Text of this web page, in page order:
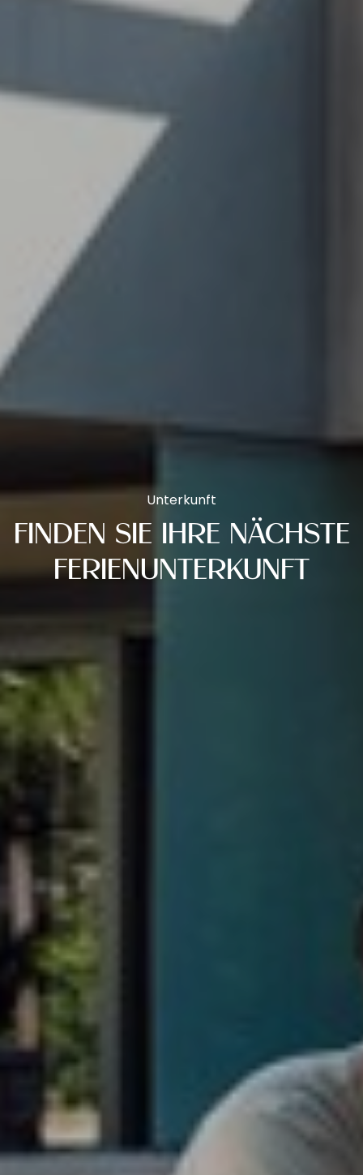
Unterkunft
FINDEN SIE IHRE NÄCHSTE
FERIENUNTERKUNFT